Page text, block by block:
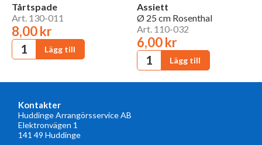
Tårtspade
Art. 130-011
8,00 kr
Assiett
Ø 25 cm Rosenthal
Art. 110-032
6,00 kr
Kontakter
Huddinge Arrangörsservice AB
Elektronvägen 1
141 49 Huddinge